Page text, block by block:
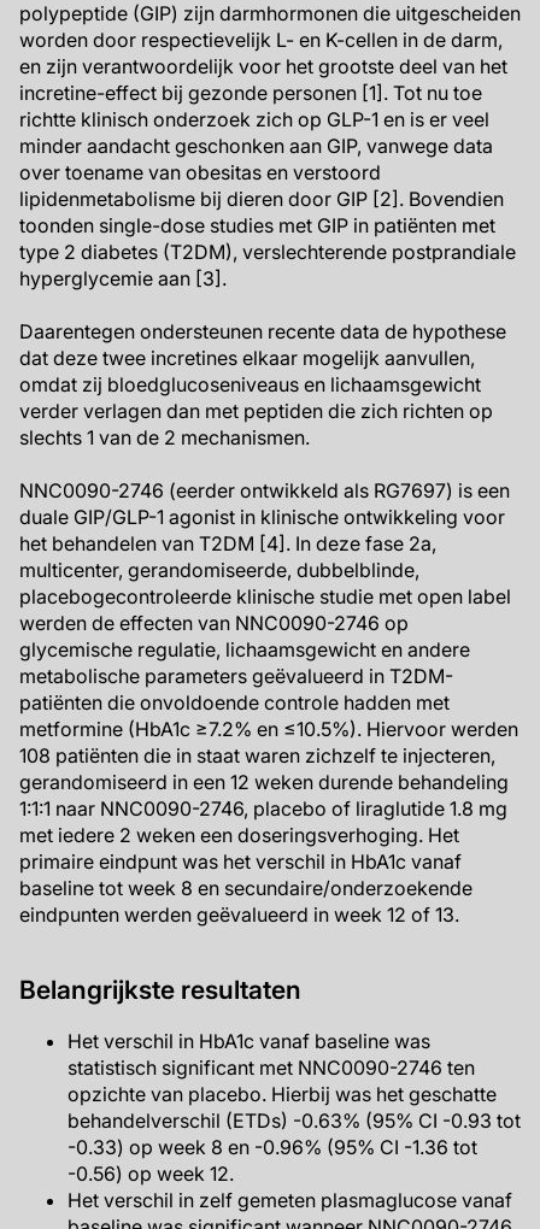
polypeptide (GIP) zijn darmhormonen die uitgescheiden
worden door respectievelijk L- en K-cellen in de darm,
en zijn verantwoordelijk voor het grootste deel van het
incretine-effect bij gezonde personen [1]. Tot nu toe
richtte klinisch onderzoek zich op GLP-1 en is er veel
minder aandacht geschonken aan GIP, vanwege data
over toename van obesitas en verstoord
lipidenmetabolisme bij dieren door GIP [2]. Bovendien
toonden single-dose studies met GIP in patiënten met
type 2 diabetes (T2DM), verslechterende postprandiale
hyperglycemie aan [3].
Daarentegen ondersteunen recente data de hypothese
dat deze twee incretines elkaar mogelijk aanvullen,
omdat zij bloedglucoseniveaus en lichaamsgewicht
verder verlagen dan met peptiden die zich richten op
slechts 1 van de 2 mechanismen.
NNC0090-2746 (eerder ontwikkeld als RG7697) is een
duale GIP/GLP-1 agonist in klinische ontwikkeling voor
het behandelen van T2DM [4]. In deze fase 2a,
multicenter, gerandomiseerde, dubbelblinde,
placebogecontroleerde klinische studie met open label
werden de effecten van NNC0090-2746 op
glycemische regulatie, lichaamsgewicht en andere
metabolische parameters geëvalueerd in T2DM-
patiënten die onvoldoende controle hadden met
metformine (HbA1c ≥7.2% en ≤10.5%). Hiervoor werden
108 patiënten die in staat waren zichzelf te injecteren,
gerandomiseerd in een 12 weken durende behandeling
1:1:1 naar NNC0090-2746, placebo of liraglutide 1.8 mg
met iedere 2 weken een doseringsverhoging. Het
primaire eindpunt was het verschil in HbA1c vanaf
baseline tot week 8 en secundaire/onderzoekende
eindpunten werden geëvalueerd in week 12 of 13.
Belangrijkste resultaten
Het verschil in HbA1c vanaf baseline was
statistisch significant met NNC0090-2746 ten
opzichte van placebo. Hierbij was het geschatte
behandelverschil (ETDs) -0.63% (95% CI -0.93 tot
-0.33) op week 8 en -0.96% (95% CI -1.36 tot
-0.56) op week 12.
Het verschil in zelf gemeten plasmaglucose vanaf